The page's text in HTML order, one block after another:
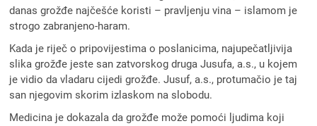
danas grožđe najčešće koristi – pravljenju vina – islamom je
strogo zabranjeno-haram.
Kada je riječ o pripovijestima o poslanicima, najupečatljivija
slika grožđe jeste san zatvorskog druga Jusufa, a.s., u kojem
je vidio da vladaru cijedi grožđe. Jusuf, a.s., protumačio je taj
san njegovim skorim izlaskom na slobodu.
Medicina je dokazala da grožđe može pomoći ljudima koji